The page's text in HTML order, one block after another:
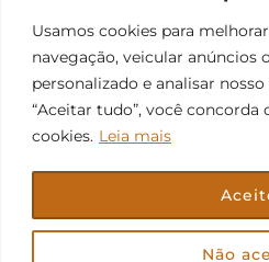
© 2026 Jr Plus Automação
Criação